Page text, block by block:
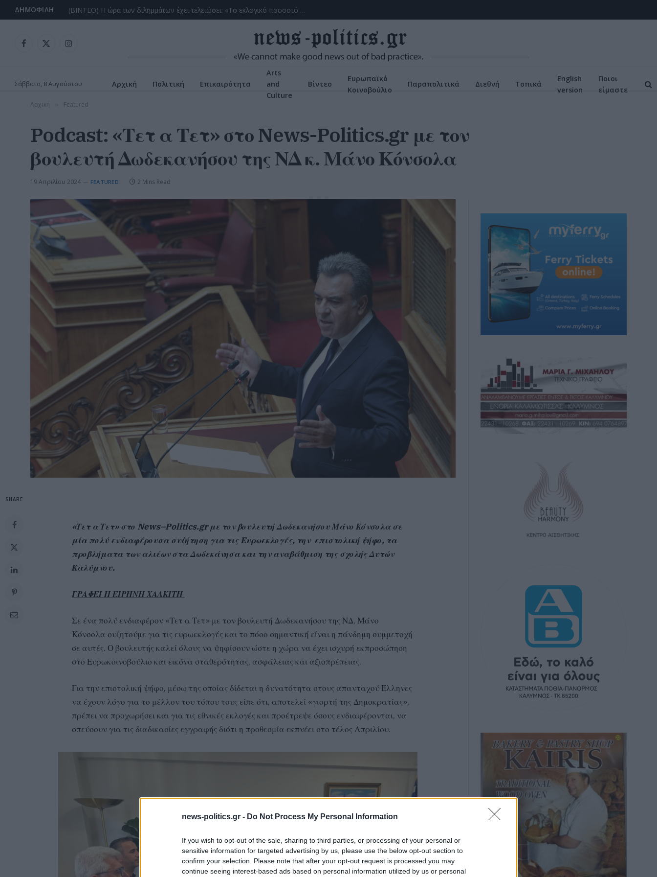
news-politics.gr - Do Not Process My Personal Information
If you wish to opt-out of the sale, sharing to third parties, or processing of your personal or
sensitive information for targeted advertising by us, please use the below opt-out section to
confirm your selection. Please note that after your opt-out request is processed you may
continue seeing interest-based ads based on personal information utilized by us or personal
ΔΗΜΟΦΙΛΉ (ΒΙΝΤΕΟ) Η ώρα των διλημμάτων έχει τελειώσει: «Το εκλογικό ποσοστό του Αν. Σαμαρά θα είναι έκπληξη για όλους»
Facebook
X
Instagram
Σάββατο, 8 Αυγούστου Αρχική Πολιτική Επικαιρότητα
Arts
and
Culture
Βίντεο
Ευρωπαϊκό
Κοινοβούλιο
Παραπολιτικά Διεθνή Τοπικά
English
version
Ποιοι
είμαστε
Αρχική Featured
Podcast: «Τετ α Τετ» στο News-Politics.gr με τον
βουλευτή Δωδεκανήσου της ΝΔ κ. Μάνο Κόνσολα
19 Απριλίου 2024 FEATURED 2 Mins Read
SHARE
«Τετ α Τετ» στο News–Politics.grμε τον βουλευτή Δωδεκανήσου Μάνο Κόνσολα σε
μία πολύ ενδιαφέρουσα συζήτηση για τιςEυρωεκλογές, την επιστολική ψήφο, τα
προβλήματα των αλιέων στα Δωδεκάνησα και την αναβάθμιση της σχολής Δυτών
Καλύμνου.
ΓΡΑΦΕΙ Η ΕΙΡΗΝΗ ΧΑΛΚΙΤΗ
Σε ένα πολύ ενδιαφέρον «Τετ α Τετ» με τον βουλευτή Δωδεκανήσου της ΝΔ, Μάνο
Κόνσολα συζητούμε για τις ευρωεκλογές και το πόσο σημαντική είναι η πάνδημη συμμετοχή
σε αυτές. Ο βουλευτής καλεί όλους να ψηφίσουν ώστε η χώρα να έχει ισχυρή εκπροσώπηση
στο Ευρωκοινοβούλιο και εικόνα σταθερότητας, ασφάλειας και αξιοπρέπειας.
Για την επιστολική ψήφο, μέσω της οποίας δίδεται η δυνατότητα στους απανταχού Έλληνες
να έχουν λόγο για το μέλλον του τόπου τους είπε ότι, αποτελεί «γιορτή της Δημοκρατίας»,
πρέπει να προχωρήσει και για τις εθνικές εκλογές και προέτρεψε όσους ενδιαφέρονται, να
σπεύσουν για τις διαδικασίες εγγραφής διότι η προθεσμία εκπνέει στο τέλος Απριλίου.